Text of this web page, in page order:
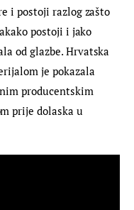
i postoji razlog zašto
postoji i jako
od glazbe. Hrvatska
je pokazala
producentskim
prije dolaska u